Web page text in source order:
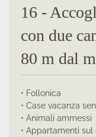
16 -
con due
80 m dal
• Follonica
• Case vacanza
• Animali ammessi
• Appartamenti sul